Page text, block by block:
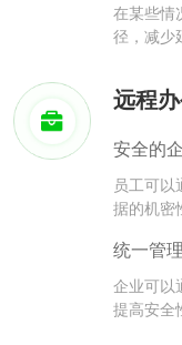
在某些情
径，减少
远程
安全的
员工可以
据的机密
统一管理
企业可以
提高安全